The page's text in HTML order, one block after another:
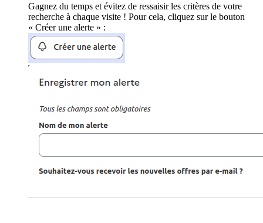
Gagnez du temps et évitez de ressaisir les critères de votre
recherche à chaque visite ! Pour cela, cliquez sur le bouton
« Créer une alerte » :